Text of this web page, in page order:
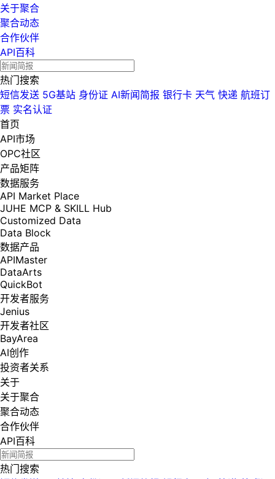
关于聚合
聚合动态
合作伙伴
API百科
热门搜索
短信发送 5G基站 身份证 AI新闻简报 银行卡 天气 快递 航班订
票 实名认证
首页
API市场
OPC社区
产品矩阵
数据服务
API Market Place
JUHE MCP & SKILL Hub
Customized Data
Data Block
数据产品
APIMaster
DataArts
QuickBot
开发者服务
Jenius
开发者社区
BayArea
AI创作
投资者关系
关于
关于聚合
聚合动态
合作伙伴
API百科
热门搜索